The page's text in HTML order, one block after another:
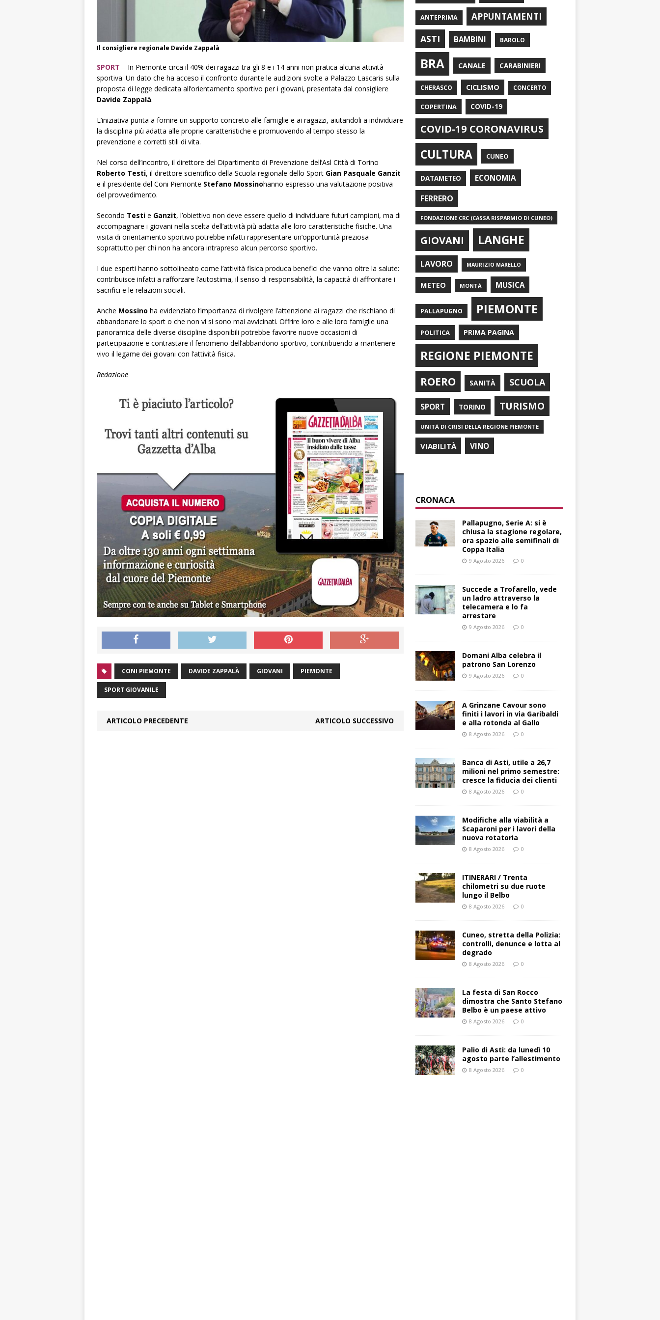
Il consigliere regionale Davide Zappalà
SPORT – In Piemonte circa il 40% dei ragazzi tra gli 8 e i 14 anni non pratica alcuna attività
sportiva. Un dato che ha acceso il confronto durante le audizioni svolte a Palazzo Lascaris sulla
proposta di legge dedicata all’orientamento sportivo per i giovani, presentata dal consigliere
Davide Zappalà.
L’iniziativa punta a fornire un supporto concreto alle famiglie e ai ragazzi, aiutandoli a individuare
la disciplina più adatta alle proprie caratteristiche e promuovendo al tempo stesso la
prevenzione e corretti stili di vita.
Nel corso dell’incontro, il direttore del Dipartimento di Prevenzione dell’Asl Città di Torino
Roberto Testi, il direttore scientifico della Scuola regionale dello Sport Gian Pasquale Ganzit
e il presidente del Coni Piemonte Stefano Mossinohanno espresso una valutazione positiva
del provvedimento.
Secondo Testi e Ganzit, l’obiettivo non deve essere quello di individuare futuri campioni, ma di
accompagnare i giovani nella scelta dell’attività più adatta alle loro caratteristiche fisiche. Una
visita di orientamento sportivo potrebbe infatti rappresentare un’opportunità preziosa
soprattutto per chi non ha ancora intrapreso alcun percorso sportivo.
I due esperti hanno sottolineato come l’attività fisica produca benefici che vanno oltre la salute:
contribuisce infatti a rafforzare l’autostima, il senso di responsabilità, la capacità di affrontare i
sacrifici e le relazioni sociali.
Anche Mossino ha evidenziato l’importanza di rivolgere l’attenzione ai ragazzi che rischiano di
abbandonare lo sport o che non vi si sono mai avvicinati. Offrire loro e alle loro famiglie una
panoramica delle diverse discipline disponibili potrebbe favorire nuove occasioni di
partecipazione e contrastare il fenomeno dell’abbandono sportivo, contribuendo a mantenere
vivo il legame dei giovani con l’attività fisica.
Redazione
CONI PIEMONTE DAVIDE ZAPPALÀ GIOVANI PIEMONTE
SPORT GIOVANILE
ARTICOLO PRECEDENTE ARTICOLO SUCCESSIVO
ANTEPRIMA
APPUNTAMENTI
ASTI
BAMBINI BAROLO
BRA CANALE CARABINIERI
CHERASCO CICLISMO CONCERTO
COPERTINA COVID-19
COVID-19 CORONAVIRUS
CULTURA CUNEO
DATAMETEO ECONOMIA
FERRERO
FONDAZIONE CRC (CASSA RISPARMIO DI CUNEO)
GIOVANI LANGHE
LAVORO MAURIZIO MARELLO
METEO MONTÀ MUSICA
PALLAPUGNO PIEMONTE
POLITICA PRIMA PAGINA
REGIONE PIEMONTE
ROERO SANITÀ SCUOLA
SPORT TORINO TURISMO
UNITÀ DI CRISI DELLA REGIONE PIEMONTE
VIABILITÀ VINO
CRONACA
Pallapugno, Serie A: si è
chiusa la stagione regolare,
ora spazio alle semifinali di
Coppa Italia
9 Agosto 2026 0
Succede a Trofarello, vede
un ladro attraverso la
telecamera e lo fa
arrestare
9 Agosto 2026 0
Domani Alba celebra il
patrono San Lorenzo
9 Agosto 2026 0
A Grinzane Cavour sono
finiti i lavori in via Garibaldi
e alla rotonda al Gallo
8 Agosto 2026 0
Banca di Asti, utile a 26,7
milioni nel primo semestre:
cresce la fiducia dei clienti
8 Agosto 2026 0
Modifiche alla viabilità a
Scaparoni per i lavori della
nuova rotatoria
8 Agosto 2026 0
ITINERARI / Trenta
chilometri su due ruote
lungo il Belbo
8 Agosto 2026 0
Cuneo, stretta della Polizia:
controlli, denunce e lotta al
degrado
8 Agosto 2026 0
La festa di San Rocco
dimostra che Santo Stefano
Belbo è un paese attivo
8 Agosto 2026 0
Palio di Asti: da lunedì 10
agosto parte l’allestimento
8 Agosto 2026 0